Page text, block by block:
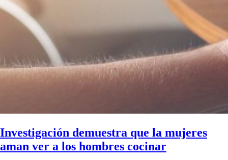
Investigación demuestra que la mujeres
aman ver a los hombres cocinar